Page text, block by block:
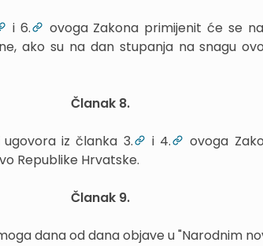
i 6.
ovoga Zakona primijenit će se
ako su na dan stupanja na snagu
Članak 8.
iz članka 3. i 4.
ovoga
Republike Hrvatske.
Članak 9.
dana od dana objave u "Narodnim